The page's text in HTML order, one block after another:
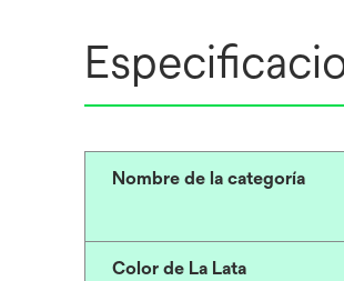
Nombre de la categoría
Color de La Lata